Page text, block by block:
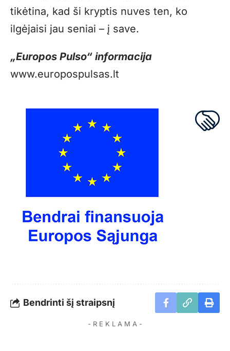
tikėtina, kad ši kryptis nuves ten, ko
ilgėjaisi jau seniai – į save.
„Europos Pulso“ informacija
www.europospulsas.lt
Bendrinti šį straipsnį
- R E K L A M A -